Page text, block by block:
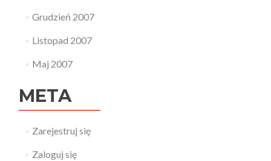
Grudzień 2007
Listopad 2007
Maj 2007
META
Zarejestruj się
Zaloguj się